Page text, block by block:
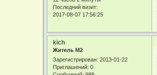
Последний визит:
2017-08-07 17:56:25
kich
Житель М2
Зарегистрирован: 2013-01-22
Приглашений: 0